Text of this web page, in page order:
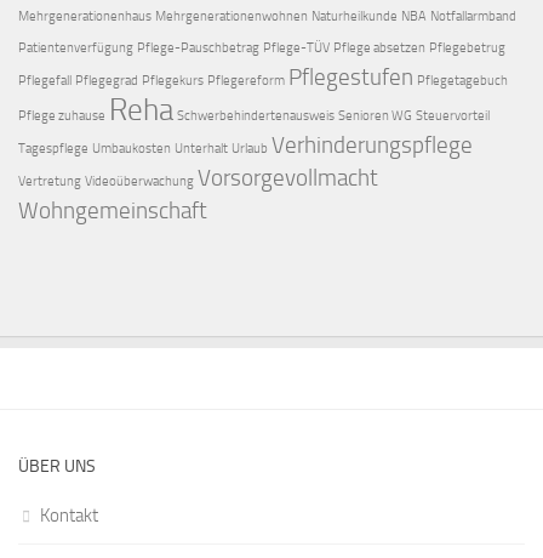
Mehrgenerationenhaus Mehrgenerationenwohnen Naturheilkunde NBA Notfallarmband
Patientenverfügung Pflege-Pauschbetrag Pflege-TÜV Pflege absetzen Pflegebetrug
Pflegefall Pflegegrad Pflegekurs Pflegereform Pflegestufen Pflegetagebuch
Pflege zuhause Reha Schwerbehindertenausweis Senioren WG Steuervorteil
Tagespflege Umbaukosten Unterhalt Urlaub Verhinderungspflege
Vertretung Videoüberwachung Vorsorgevollmacht
Wohngemeinschaft
ÜBER UNS
Kontakt